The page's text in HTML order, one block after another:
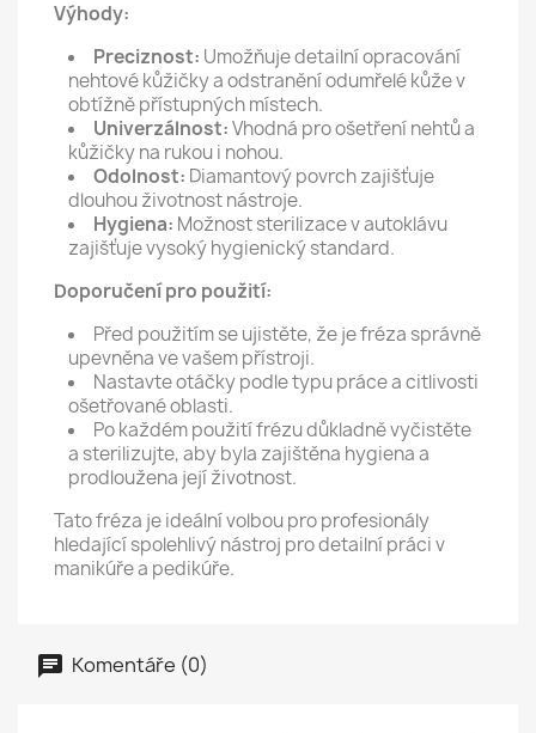
Výhody:
Preciznost: Umožňuje detailní opracování
nehtové kůžičky a odstranění odumřelé kůže v
obtížně přístupných místech.
Univerzálnost:Vhodná pro ošetření nehtů a
kůžičky na rukou i nohou.
Odolnost: Diamantový povrch zajišťuje
dlouhou životnost nástroje.
Hygiena: Možnost sterilizace v autoklávu
zajišťuje vysoký hygienický standard.
Doporučení pro použití:
Před použitím se ujistěte, že je fréza správně
upevněna ve vašem přístroji.
Nastavte otáčky podle typu práce a citlivosti
ošetřované oblasti.
Po každém použití frézu důkladně vyčistěte
a sterilizujte, aby byla zajištěna hygiena a
prodloužena její životnost.
Tato fréza je ideální volbou pro profesionály
hledající spolehlivý nástroj pro detailní práci v
manikúře a pedikúře.
Komentáře (0)